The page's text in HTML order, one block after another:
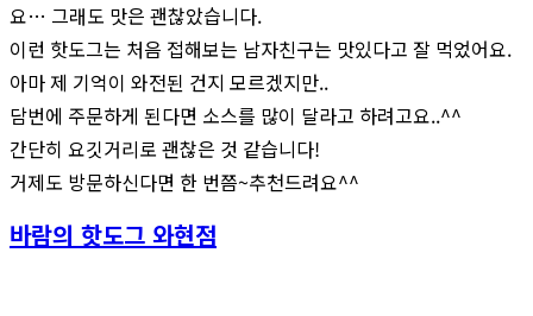
요… 그래도 맛은 괜찮았습니다.
이런 핫도그는 처음 접해보는 남자친구는 맛있다고 잘 먹었어요.
아마 제 기억이 와전된 건지 모르겠지만..
담번에 주문하게 된다면 소스를 많이 달라고 하려고요..^^
간단히 요깃거리로 괜찮은 것 같습니다!
거제도 방문하신다면 한 번쯤~추천드려요^^
바람의 핫도그 와현점